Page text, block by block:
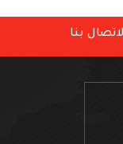
بنا